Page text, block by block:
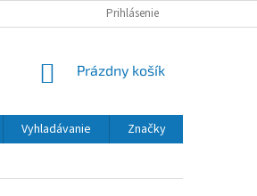
Prihlásenie
NÁKUPNÝ
Prázdny košík
Vyhladávanie
Značky